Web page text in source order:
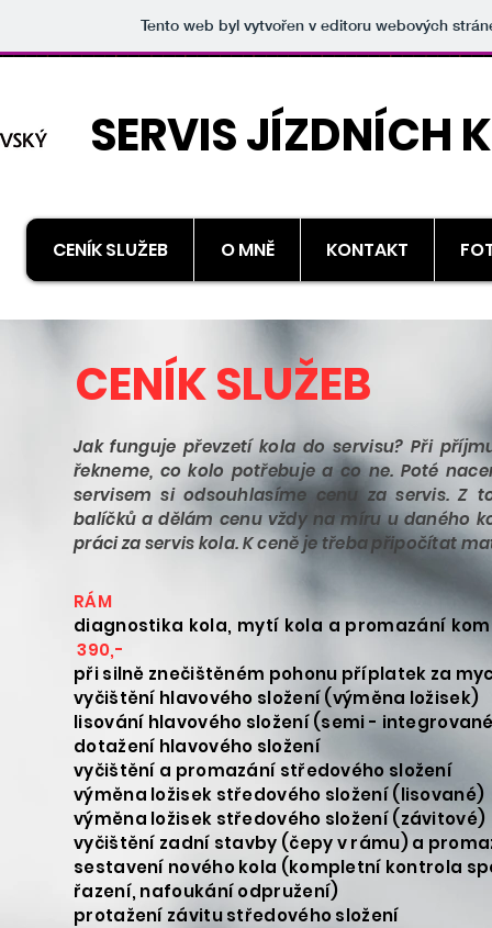
Tento web byl vytvořen v editoru webových
SERVIS JÍZDNÍCH
CENÍK SLUŽEB O MNĚ KONTAKT
​CENÍK SLUŽEB
Jak funguje převzetí kola do servisu? Při
řekneme, co kolo potřebuje a co ne. Poté
servisem si odsouhlasíme cenu za servis. Z
balíčků a dělám cenu vždy na míru u daného
práci za servis kola. K ceně je třeba připočítat
RÁM
diagnostika kola, mytí kola a
390,-
při silně znečištěném pohonu
vyčištění hlavového
lisování hlavového
dotažení
vyčištění a promazání
výměna ložisek
výměna ložisek
vyčištění zadní stavby
sestavení nového kola (kompletní kontrola
řazení,
protažení závitu